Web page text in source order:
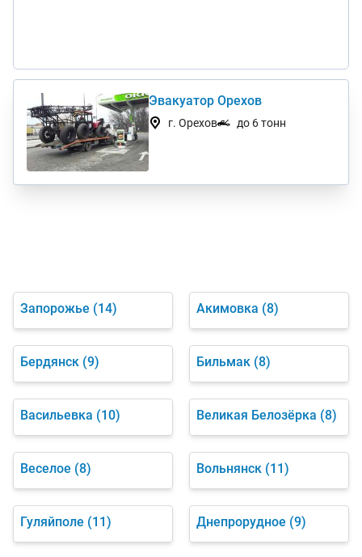
Эвакуатор Орехов
г. Орехов до 6 тонн
Запорожье (14) Акимовка (8)
Бердянск (9) Бильмак (8)
Васильевка (10) Великая Белозёрка (8)
Веселое (8) Вольнянск (11)
Гуляйполе (11) Днепрорудное (9)